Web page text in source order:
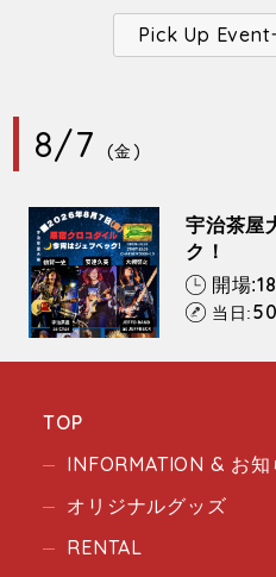
Pick Up Event
8/7 (金)
宇治茶屋
ク！
開場:
当日:
TOP
INFORMATION & お知
オリジナルグッズ
RENTAL